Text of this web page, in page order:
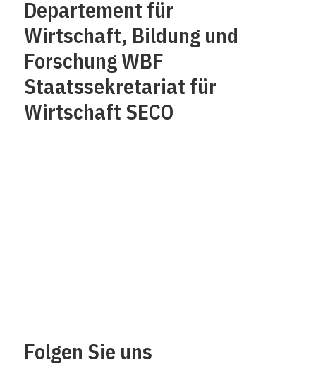
Departement für
Wirtschaft, Bildung und
Forschung WBF
Staatssekretariat für
Wirtschaft SECO
Folgen Sie uns